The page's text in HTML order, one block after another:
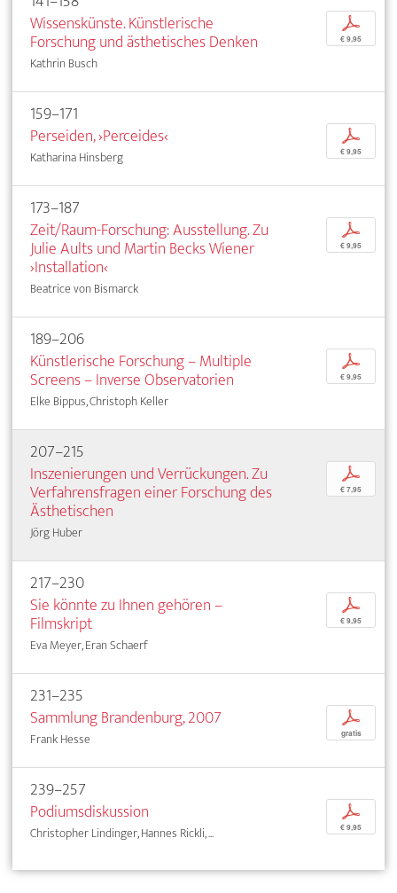
Wissenskünste. Künstlerische
Forschung und ästhetisches Denken
Kathrin Busch
p
€ 9,95
159–171
Perseiden, ›Perceides‹
Katharina Hinsberg
p
€ 9,95
173–187
Zeit/Raum-Forschung: Ausstellung. Zu
Julie Aults und Martin Becks Wiener
›Installation‹
Beatrice von Bismarck
p
€ 9,95
189–206
Künstlerische Forschung – Multiple
Screens – Inverse Observatorien
Elke Bippus, Christoph Keller
p
€ 9,95
207–215
Inszenierungen und Verrückungen. Zu
Verfahrensfragen einer Forschung des
Ästhetischen
Jörg Huber
p
€ 7,95
217–230
Sie könnte zu Ihnen gehören –
Filmskript
Eva Meyer, Eran Schaerf
p
€ 9,95
231–235
Sammlung Brandenburg, 2007
Frank Hesse
p
gratis
239–257
Podiumsdiskussion
Christopher Lindinger, Hannes Rickli, ...
p
€ 9,95